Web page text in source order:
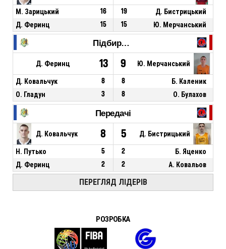
М. Зарицький 16 19
Д. Бистрицький
Д. Феринц
15 15 Ю. Мерчанський
Підбирання
Д. Феринц 13 9 Ю. Мерчанський
Д. Ковальчук 8 8
Б. Каленик
О. Гладун
3 8 О. Булахов
Передачі
Д. Ковальчук 8 5 Д. Бистрицький
Н. Путько 5 2
Б. Яценко
Д. Феринц
2 2 А. Ковальов
ПЕРЕГЛЯД ЛІДЕРІВ
РОЗРОБКА